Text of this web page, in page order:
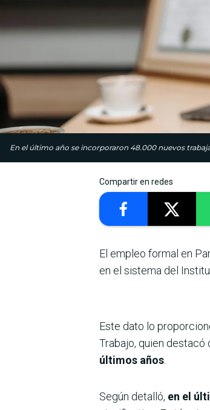
En el último año se incorporaron 48.000 nuevos
Compartir en redes
El empleo formal en
en el sistema del
Este dato lo
Trabajo, quien destacó
últimos años.
Según detalló, en el